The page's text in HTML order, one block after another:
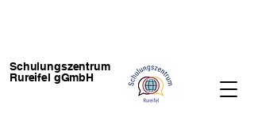
Schulungszentrum
Rureifel gGmbH